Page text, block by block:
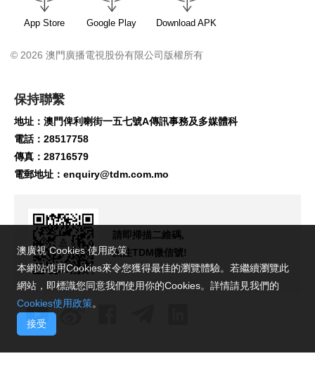
App Store Google Play Download APK
© 2026 澳門廣播電視股份有限公司版權所有
保持聯繫
地址：澳門俾利喇街一五七號A傳訊事務及多媒體科
電話：28517758
傳真：28716579
電郵地址： enquiry@tdm.com.mo
請即掃描二維碼,
關注TDM微信號!
澳廣視 Cookies 使用政策
本網站使用Cookies來令您獲得最佳的瀏覽體驗。若繼續瀏覽此
網站，即標識您同意我們使用你的Cookies。詳情請見我們的
Cookies使用政策。
接受